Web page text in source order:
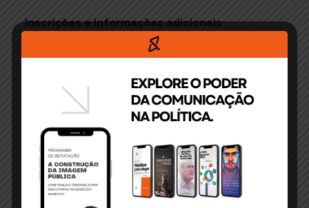
Inscrições e informações adicionais
O seminário é gratuito, com inscrição
perecíveis, que serão destinados a
instituições de caridade de Buerarema. As
vagas são limitadas e as inscrições podem ser
realizadas presencialmente na Câmara de
Buerarema ou pelo e-mail
allah@munizdegoes.adv.br, ou no link:
https://forms.gle/mSXbMbydbi3tqNet9